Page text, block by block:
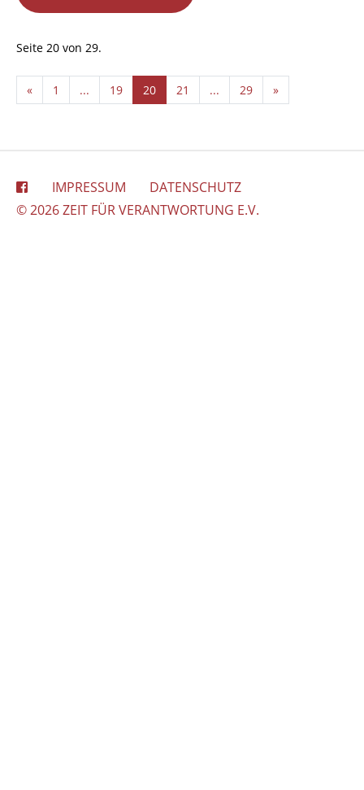
Seite 20 von 29.
« 1 ... 19 20 21 ... 29 »
IMPRESSUM
DATENSCHUTZ
© 2026 ZEIT FÜR VERANTWORTUNG E.V.